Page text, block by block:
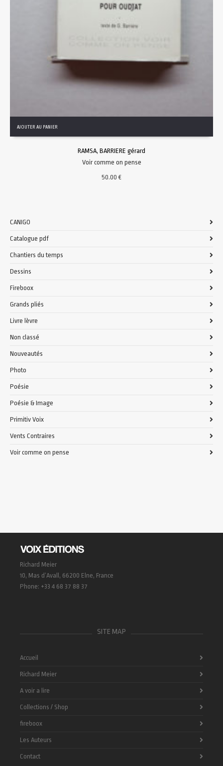
AJOUTER AU PANIER
RAMSA, BARRIERE gérard
Voir comme on pense
50.00€
CANIGO
Catalogue pdf
Chantiers du temps
Dessins
Fireboox
Grands pliés
Livre lèvre
Non classé
Nouveautés
Photo
Poésie
Poésie & Image
Primitiv Voix
Vents Contraires
Voir comme on pense
Richard Meier
10, Mas d’Avall, 66200 Elne, France
Phone: +33 4 68 37 88 37
SITE MAP
Accueil
Richard Meier
A voir a lire
Collections / Shop
fireboox
Les Auteurs
Contact